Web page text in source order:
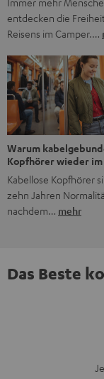
entdecken die
Reisens im Camper.…
Warum
Kopfhörer wieder
Kabellose Kopfhörer
zehn Jahren
nachdem… mehr
Das Beste